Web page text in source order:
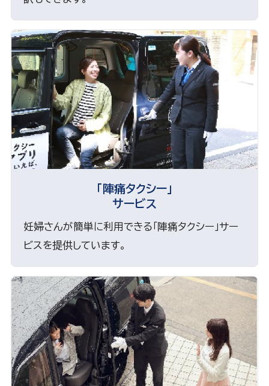
「陣痛タクシー」
サービス
妊婦さんが簡単に利用できる「陣痛タクシー」サー
ビスを提供しています。